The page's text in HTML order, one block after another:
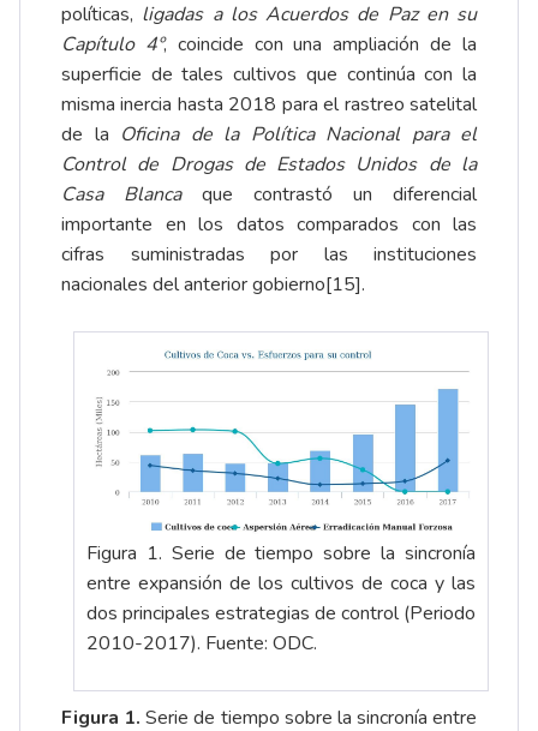
políticas, ligadas a los Acuerdos de Paz en su
Capítulo 4º, coincide con una ampliación de la
superficie de tales cultivos que continúa con la
misma inercia hasta 2018 para el rastreo satelital
de la Oficina de la Política Nacional para el
Control de Drogas de Estados Unidos de la
Casa Blancaque contrastó un diferencial
importante en los datos comparados con las
cifras suministradas por las instituciones
nacionales del anterior gobierno[15].
Figura 1. Serie de tiempo sobre la sincronía
entre expansión de los cultivos de coca y las
dos principales estrategias de control (Periodo
2010-2017). Fuente: ODC.
Figura 1. Serie de tiempo sobre la sincronía entre